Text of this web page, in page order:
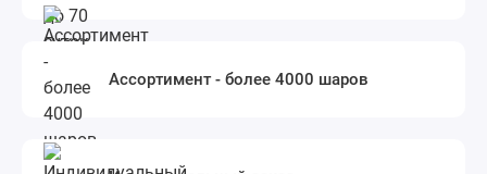
Ассортимент - более 4000 шаров